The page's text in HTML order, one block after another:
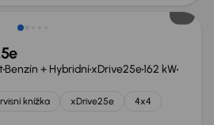
Benzín + HybridníxDrive25e162 kW
knížka xDrive25e
4x4